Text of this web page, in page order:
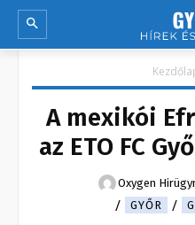
A mexikói
az ETO FC
Oxygen
GYŐR